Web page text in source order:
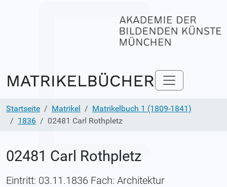
Startseite Matrikel
Matrikelbuch 1 (1809-1841)
1836
02481 Carl Rothpletz
02481 Carl Rothpletz
Eintritt: 03.11.1836 Fach: Architektur